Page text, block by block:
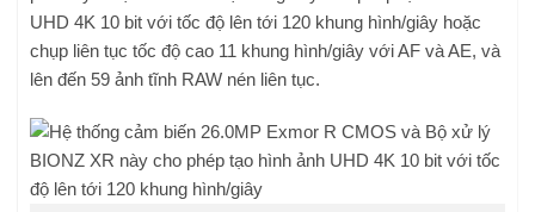
UHD 4K 10 bit với tốc độ lên tới 120 khung hình/giây hoặc
chụp liên tục tốc độ cao 11 khung hình/giây với AF và AE, và
lên đến 59 ảnh tĩnh RAW nén liên tục.